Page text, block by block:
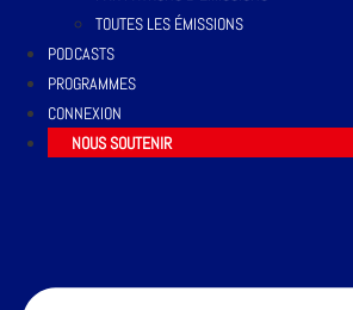
TOUTES LES ÉMISSIONS
PODCASTS
PROGRAMMES
CONNEXION
NOUS SOUTENIR